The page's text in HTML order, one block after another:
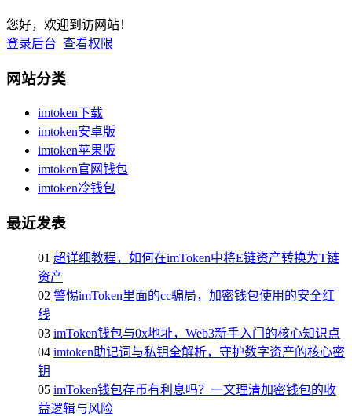
您好，欢迎到访网站！
登录后台 查看权限
网站分类
imtoken下载
imtoken安卓版
imtoken苹果版
imtoken官网钱包
imtoken冷钱包
最近发表
01 超详细教程，如何在imToken中将E链资产转换为T链
资产
02 警惕imToken里面的cc骗局，加密钱包使用的安全红
线
03 imToken钱包与0x地址，Web3新手入门的核心知识点
04 imtoken助记词与私钥全解析，守护数字资产的核心密
钥
05 imToken钱包存币有利息吗？一文理清加密钱包的收
益逻辑与风险